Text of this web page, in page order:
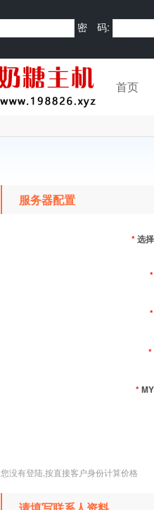
密 码:
首页
服务器配置
*选
*
*
*
*
您没有登陆,按直接客户身份计算价格